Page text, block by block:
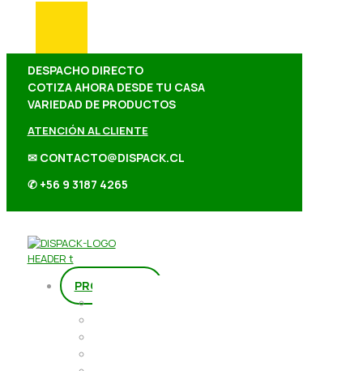
DESPACHO DIRECTO
COTIZA AHORA DESDE TU CASA
VARIEDAD DE PRODUCTOS
ATENCIÓN AL CLIENTE
✉ CONTACTO@DISPACK.CL
✆ +56 9 3187 4265
PRODUCTOS